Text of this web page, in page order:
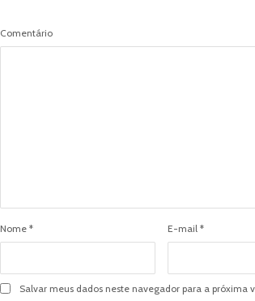
Comentário
Nome * E-mail *
Salvar meus dados neste navegador para a próxima